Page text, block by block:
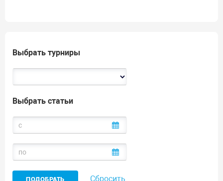
Выбрать турниры
Выбрать статьи
Сбросить